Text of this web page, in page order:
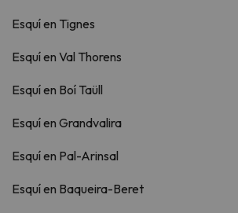
Esquí en Tignes
Esquí en Val Thorens
Esquí en Boí Taüll
Esquí en Grandvalira
Esquí en Pal-Arinsal
Esquí en Baqueira-Beret